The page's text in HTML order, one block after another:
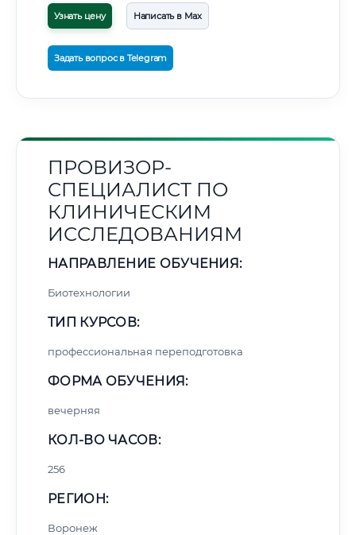
Узнать цену Написать в Max
Задать вопрос в Telegram
ПРОВИЗОР-
СПЕЦИАЛИСТ ПО
КЛИНИЧЕСКИМ
ИССЛЕДОВАНИЯМ
НАПРАВЛЕНИЕ ОБУЧЕНИЯ:
Биотехнологии
ТИП КУРСОВ:
профессиональная переподготовка
ФОРМА ОБУЧЕНИЯ:
вечерняя
КОЛ-ВО ЧАСОВ:
256
РЕГИОН:
Воронеж